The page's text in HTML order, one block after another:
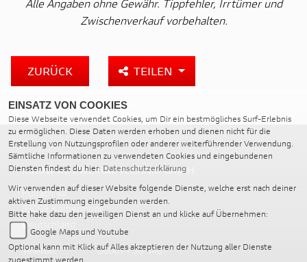
Alle Angaben ohne Gewähr. Tippfehler, Irrtümer und
Zwischenverkauf vorbehalten.
ZURÜCK TEILEN
RIKOWSKI ZWEIRADTECHNIK GMBH
Pullach 4a
83059 Kolbermoor
Deutschland
Telefon:
08061 - 36 448
EINSATZ VON COOKIES
Diese Webseite verwendet Cookies, um Dir ein bestmögliches Surf-Erlebnis
zu ermöglichen. Diese Daten werden erhoben und dienen nicht für die
Erstellung von Nutzungsprofilen oder anderer weiterführender Verwendung.
Sämtliche Informationen zu verwendeten Cookies und eingebundenen
Diensten findest du hier: Datenschutzerklärung
Wir verwenden auf dieser Website folgende Dienste, welche erst nach deiner
aktiven Zustimmung eingebunden werden.
Bitte hake dazu den jeweiligen Dienst an und klicke auf Übernehmen:
Google Maps und Youtube
Optional kann mit Klick auf Alles akzeptieren der Nutzung aller Dienste
zugestimmt werden